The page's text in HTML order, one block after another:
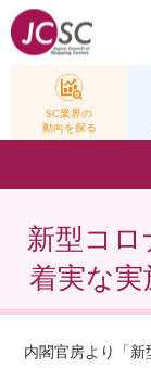
SC業界の
動向を探る
新型コロ
着実な実
内閣官房より「